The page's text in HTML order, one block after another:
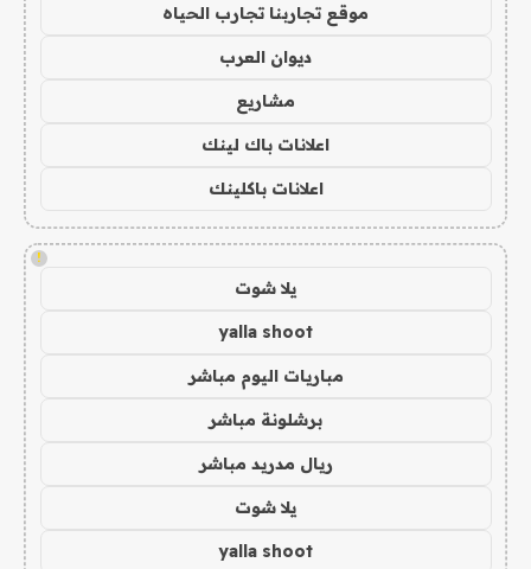
موقع تجاربنا تجارب الحياه
ديوان العرب
مشاريع
اعلانات باك لينك
اعلانات باكلينك
!
يلا شوت
yalla shoot
مباريات اليوم مباشر
برشلونة مباشر
ريال مدريد مباشر
يلا شوت
yalla shoot